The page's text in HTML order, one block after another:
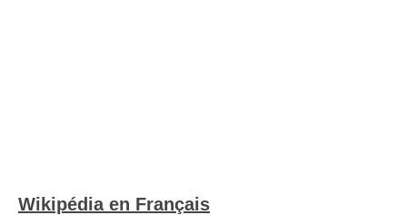
Wikipédia en Français